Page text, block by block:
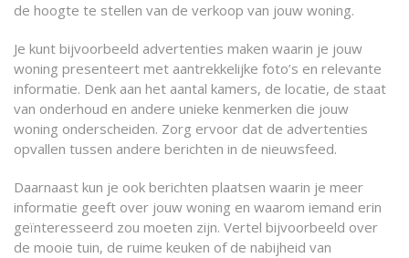
de hoogte te stellen van de verkoop van jouw woning.
Je kunt bijvoorbeeld advertenties maken waarin je jouw
woning presenteert met aantrekkelijke foto’s en relevante
informatie. Denk aan het aantal kamers, de locatie, de staat
van onderhoud en andere unieke kenmerken die jouw
woning onderscheiden. Zorg ervoor dat de advertenties
opvallen tussen andere berichten in de nieuwsfeed.
Daarnaast kun je ook berichten plaatsen waarin je meer
informatie geeft over jouw woning en waarom iemand erin
geïnteresseerd zou moeten zijn. Vertel bijvoorbeeld over
de mooie tuin, de ruime keuken of de nabijheid van